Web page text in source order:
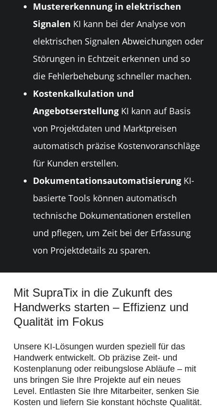
Mustererkennung in elektrischen
Signalen KI kann bei der Analyse von
elektrischen Signalen Abweichungen oder
Störungen in Echtzeit erkennen und so
die Fehlerbehebung schneller machen.
Kostenkalkulation und
Angebotserstellung KI kann auf Basis
von Projektdaten und Marktpreisen
automatisch präzise Kostenvoranschläge
für Kunden erstellen.
Dokumentationsautomatisierung KI-
basierte Tools können automatisch
technische Dokumentationen erstellen
und pflegen, um Zeit bei der Erfassung
von Projektdetails zu sparen.
Mit SupraTix in die Zukunft des
Handwerks starten – Effizienz und
Qualität im Fokus
Unsere KI-Lösungen wurden speziell für das
Handwerk entwickelt. Ob präzise Zeit- und
Kostenplanung oder reibungslose Abläufe – mit
uns bringen Sie Ihre Projekte auf ein neues
Level. Entlasten Sie Ihre Mitarbeiter, senken Sie
Kosten und liefern Sie konstant höchste Qualität.